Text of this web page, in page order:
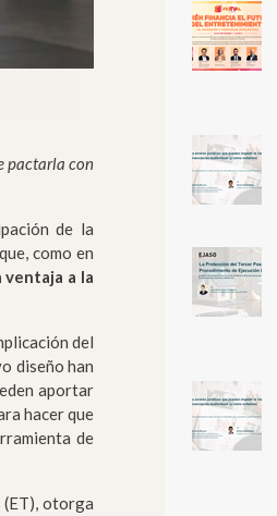
pactarla con
de la
como en
a la
del
diseño han
aportar
hacer que
de
otorga